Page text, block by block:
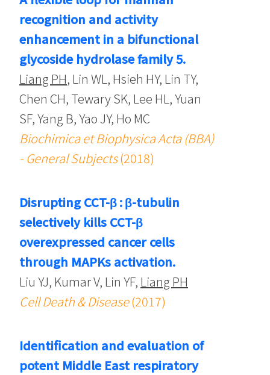
recognition and activity
enhancement in a bifunctional
glycoside hydrolase family 5.
Liang PH, Lin WL, Hsieh HY, Lin TY,
Chen CH, Tewary SK, Lee HL, Yuan
SF, Yang B, Yao JY, Ho MC
Biochimica et Biophysica Acta (BBA)
- General Subjects(2018)
Disrupting CCT-β : β-tubulin
selectively kills CCT-β
overexpressed cancer cells
through MAPKs activation.
Liu YJ, Kumar V, Lin YF, Liang PH
Cell Death & Disease(2017)
Identification and evaluation of
potent Middle East respiratory